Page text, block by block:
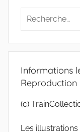
Recherche
:
Informations
Reproduction
(c)
Les